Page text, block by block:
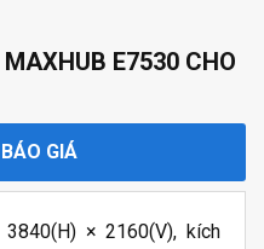
E7530 CHO
GIÁ
3840(H) × 2160(V), kích